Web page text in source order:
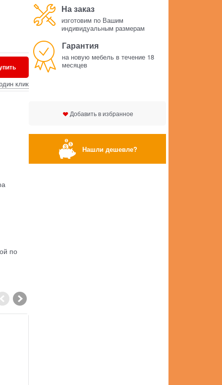
клик
по
На заказ
изготовим по Вашим
индивидуальным размерам
Гарантия
на новую мебель в течение 18
месяцев
Добавить в избранное
Нашли дешевле?